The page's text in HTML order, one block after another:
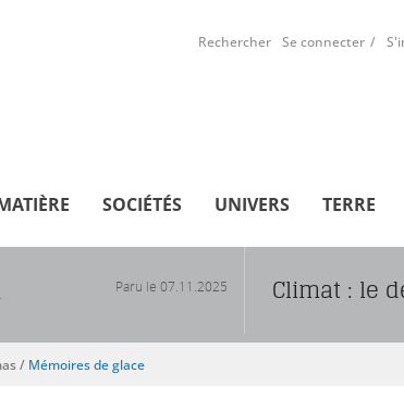
Rechercher Se connecter
SOCIÉTÉS UNIVERS TERRE
Paru le 07.11.2025 Climat : le
/ Mémoires de glace